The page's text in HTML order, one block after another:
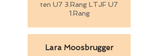
ten U7 3.Rang LTJF U7
1.Rang
Lara Moosbrugger